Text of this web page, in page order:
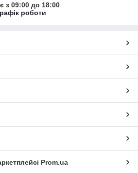
з 09:00 до 18:00
роботи
Prom.ua